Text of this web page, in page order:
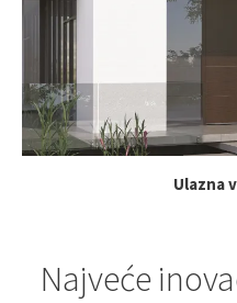
Ulazna
Najveće